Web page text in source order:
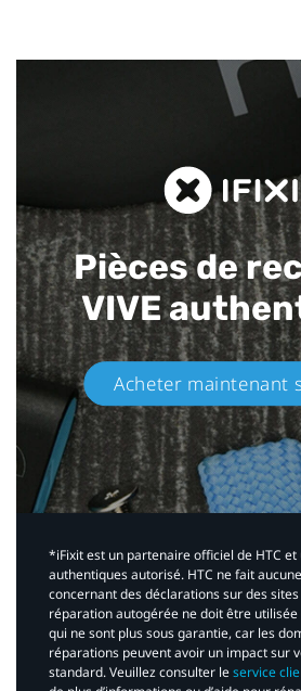
Pièces de
VIVE
Acheter maintenant
*iFixit est un partenaire officiel de HTC
authentiques autorisé. HTC ne fait
concernant des déclarations sur des
réparation autogérée ne doit être
qui ne sont plus sous garantie, car les
réparations peuvent avoir un impact sur
standard. Veuillez consulter leservice